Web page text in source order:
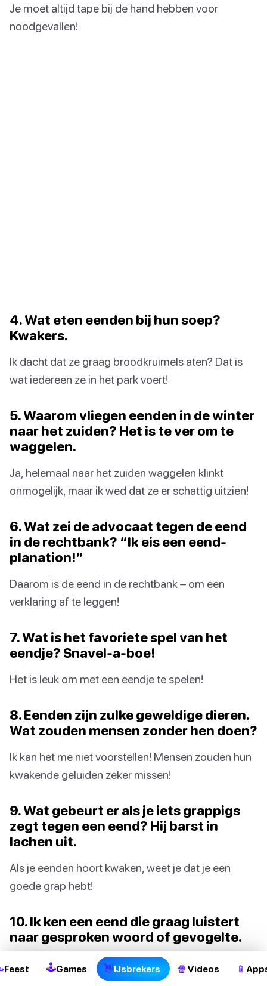
2
Je moet altijd tape bij de hand hebben voor
noodgevallen!
4. Wat eten eenden bij hun soep?
Kwakers.
Ik dacht dat ze graag broodkruimels aten? Dat is
wat iedereen ze in het park voert!
5. Waarom vliegen eenden in de winter
naar het zuiden? Het is te ver om te
waggelen.
Ja, helemaal naar het zuiden waggelen klinkt
onmogelijk, maar ik wed dat ze er schattig uitzien!
6. Wat zei de advocaat tegen de eend
in de rechtbank? “Ik eis een eend-
planation!”
Daarom is de eend in de rechtbank – om een
verklaring af te leggen!
7. Wat is het favoriete spel van het
eendje? Snavel-a-boe!
Het is leuk om met een eendje te spelen!
8. Eenden zijn zulke geweldige dieren.
Wat zouden mensen zonder hen doen?
Ik kan het me niet voorstellen! Mensen zouden hun
kwakende geluiden zeker missen!
9. Wat gebeurt er als je iets grappigs
zegt tegen een eend? Hij barst in
lachen uit.
Als je eenden hoort kwaken, weet je dat je een
goede grap hebt!
10. Ik ken een eend die graag luistert
naar gesproken woord of gevogelte.
Bedoel je luisteren naar poëzie of luisteren naar
andere soorten vogels die praten?
Feest 🕹Games 👋IJsbrekers 🍿 Videos 📱